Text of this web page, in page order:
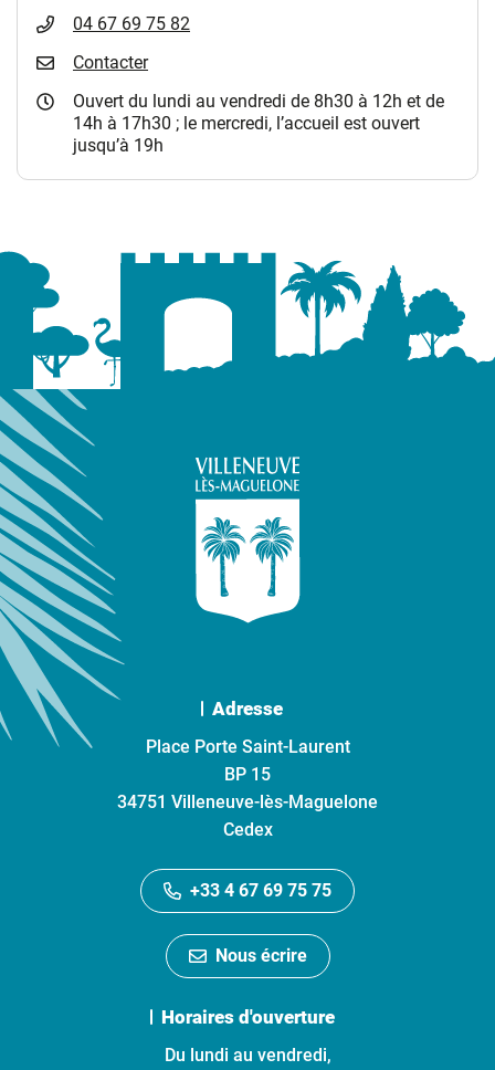
04 67 69 75 82
Contacter
Ouvert du lundi au vendredi de 8h30 à 12h et de
14h à 17h30 ; le mercredi, l’accueil est ouvert
jusqu’à 19h
Adresse
Place Porte Saint-Laurent
BP 15
34751 Villeneuve-lès-Maguelone
Cedex
+33 4 67 69 75 75
Nous écrire
Horaires d'ouverture
Du lundi au vendredi,